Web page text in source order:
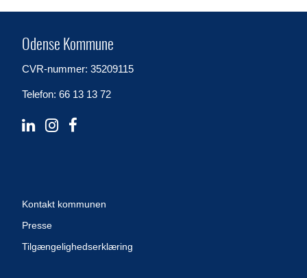
Odense Kommune
CVR-nummer: 35209115
Telefon: 66 13 13 72
Kontakt kommunen
Presse
Tilgængelighedserklæring